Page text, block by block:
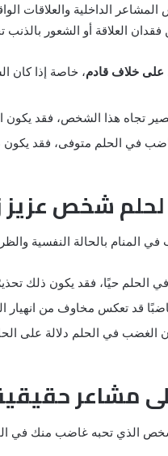
المشاعر الداخلية والعلاقات
العلاقة أو الشعور بالذنب
على خلاف قادم، خاصة إذا كان
تجاه هذا الشخص، فقد يكون
في الحلم متوفى، فقد يكون
لحلم شخص عزيز
المنام بالحالة النفسية
الحلم حيًا، فقد يكون ذلك
قد تعكس مخاوف من انهيار
الغضب في الحلم دلالة على
مشاعر
الذي تحبه غاضب منك في
في المنام:
سيرين والنابلسي